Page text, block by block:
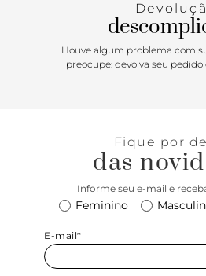
em pesponto e relevo no contorno
Houve algum problema com
preocupe: devolva seu
Fique por
das
Informe seu e-mail e
Feminino
E-mail*